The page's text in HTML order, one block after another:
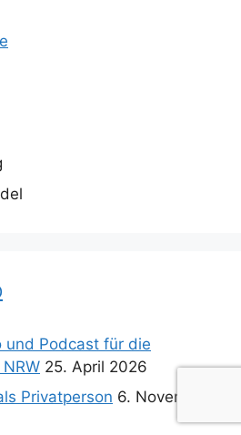
und Podcast für die
25. April 2026
Privatperson 6. November